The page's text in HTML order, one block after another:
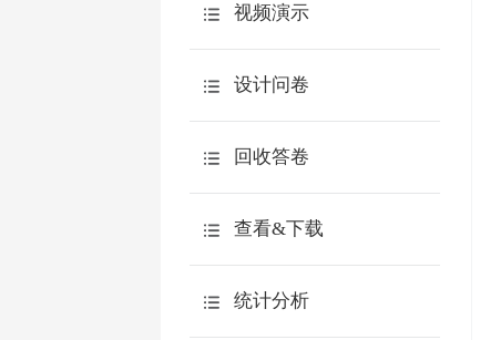
视频演示
统计分析
旗舰版
设计问卷
逻辑设置
问卷外观
问卷设置
回收答卷
自定义链接
查看&下载
统计分析